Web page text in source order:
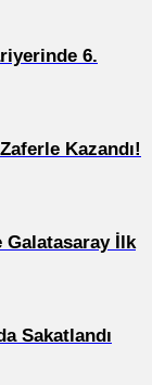
6.
Kazandı!
Galatasaray İlk
Sakatlandı